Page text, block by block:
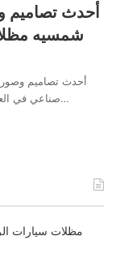
شمسيه
صناعي في العليا بالرياض بخصم مميز مظلات العليا بالرياض، محلات…
مظلات سيارات